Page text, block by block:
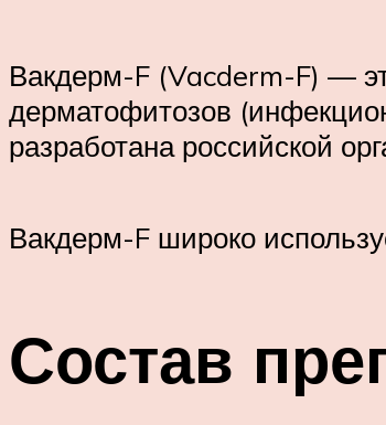
Вакдерм-F (Vacderm-F) —
дерматофитозов
разработана российской
Вакдерм-F широко
Состав